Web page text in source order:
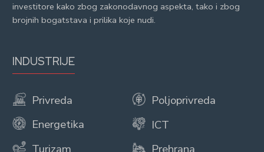
investitore kako zbog zakonodavnog aspekta, tako i zbog
brojnih bogatstava i prilika koje nudi.
INDUSTRIJE
Privreda
Energetika
Poljoprivreda
ICT